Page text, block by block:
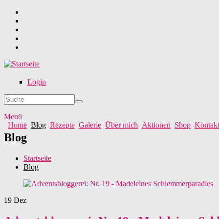
Direkt zum Inhalt
Login
Menü
Home Blog Rezepte Galerie Über mich Aktionen Shop Kontakt
Blog
Startseite
Blog
19 Dez